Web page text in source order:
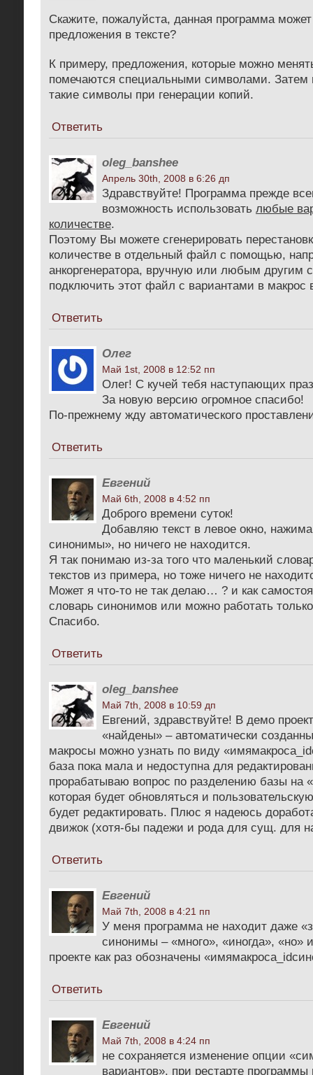
Скажите, пожалуйста, данная программа
предложения в тексте?
К примеру, предложения, которые можно
помечаются специальными символами. Затем
такие символы при генерации копий.
Ответить
oleg_banshee
Апрель 30th, 2008 в 6:26 дп
Здравствуйте! Программа прежде
возможность использовать любые
количестве.
Поэтому Вы можете сгенерировать
количестве в отдельный файл с помощью,
анкоргенератора, вручную или любым другим
подключить этот файл с вариантами в макрос
Ответить
Олег
Май 1st, 2008 в 12:52 пп
Олег! С кучей тебя наступающих
За новую версию огромное спасибо!
По-прежнему жду автоматического
Ответить
Евгений
Май 6th, 2008 в 4:52 пп
Доброго времени суток!
Добавляю текст в левое окно,
синонимы», но ничего не находится.
Я так понимаю из-за того что маленький
текстов из примера, но тоже ничего не
Может я что-то не так делаю… ? и как
словарь синонимов или можно работать
Спасибо.
Ответить
oleg_banshee
Май 7th, 2008 в 10:59 дп
Евгений, здравствуйте! В демо
«найдены» – автоматически
макросы можно узнать по виду
база пока мала и недоступна для
прорабатываю вопрос по разделению базы на
которая будет обновляться и
будет редактировать. Плюс я надеюсь
движок (хотя-бы падежи и рода для сущ. для
Ответить
Евгений
Май 7th, 2008 в 4:21 пп
У меня программа не находит даже
синонимы – «много», «иногда», «но»
проекте как раз обозначены
Ответить
Евгений
Май 7th, 2008 в 4:24 пп
не сохраняется изменение опции
вариантов». при рестарте программы